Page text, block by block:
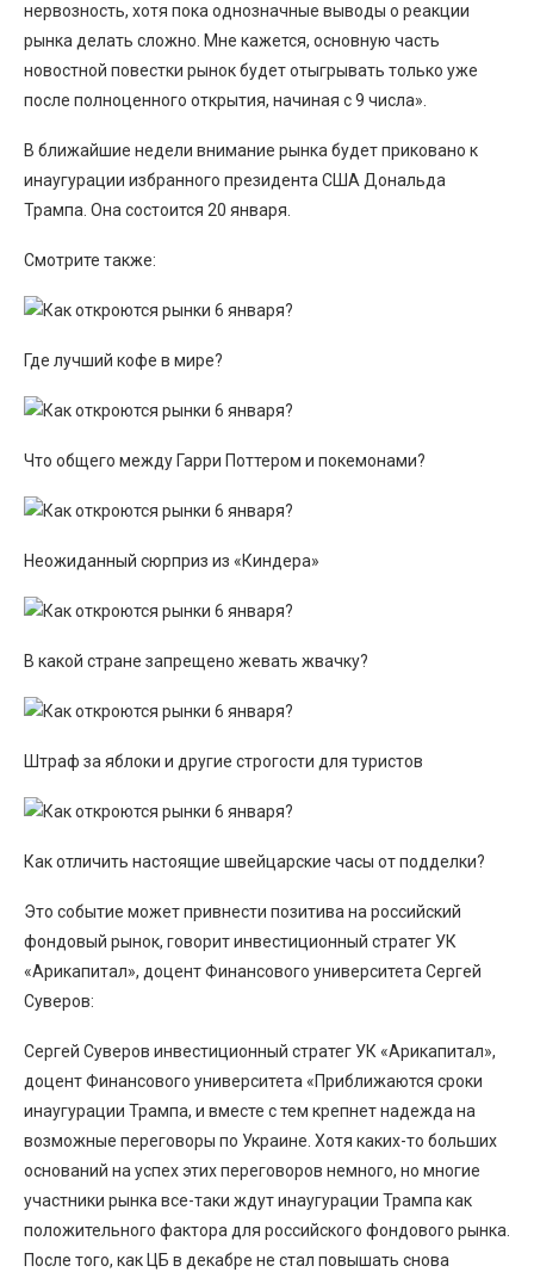
нервозность, хотя пока однозначные выводы о реакции
рынка делать сложно. Мне кажется, основную часть
новостной повестки рынок будет отыгрывать только уже
после полноценного открытия, начиная с 9 числа».
В ближайшие недели внимание рынка будет приковано к
инаугурации избранного президента США Дональда
Трампа. Она состоится 20 января.
Смотрите также:
Где лучший кофе в мире?
Что общего между Гарри Поттером и покемонами?
Неожиданный сюрприз из «Киндера»
В какой стране запрещено жевать жвачку?
Штраф за яблоки и другие строгости для туристов
Как отличить настоящие швейцарские часы от подделки?
Это событие может привнести позитива на российский
фондовый рынок, говорит инвестиционный стратег УК
«Арикапитал», доцент Финансового университета Сергей
Суверов:
Сергей Суверов инвестиционный стратег УК «Арикапитал»,
доцент Финансового университета «Приближаются сроки
инаугурации Трампа, и вместе с тем крепнет надежда на
возможные переговоры по Украине. Хотя каких-то больших
оснований на успех этих переговоров немного, но многие
участники рынка все-таки ждут инаугурации Трампа как
положительного фактора для российского фондового рынка.
После того, как ЦБ в декабре не стал повышать снова